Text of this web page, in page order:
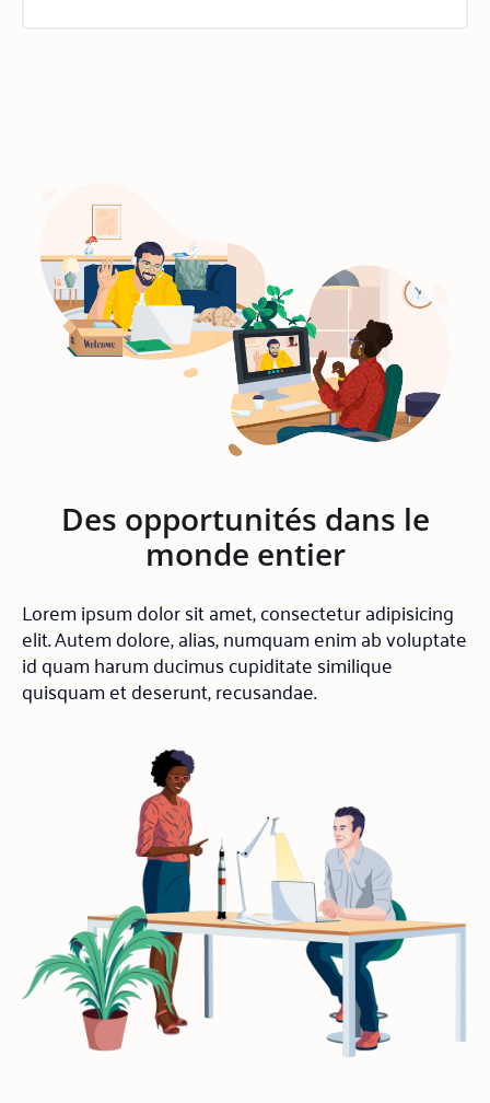
Des opportunités dans le
monde entier
Lorem ipsum dolor sit amet, consectetur adipisicing
elit. Autem dolore, alias, numquam enim ab voluptate
id quam harum ducimus cupiditate similique
quisquam et deserunt, recusandae.